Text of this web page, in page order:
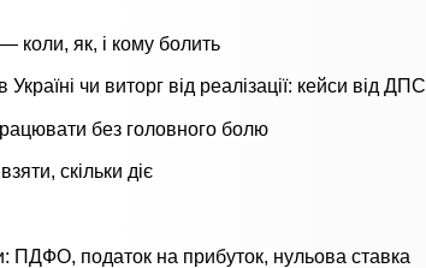
коли, як, і кому болить
чи виторг від реалізації: кейси від ДПС
без головного болю
скільки діє
ПДФО, податок на прибуток, нульова ставка